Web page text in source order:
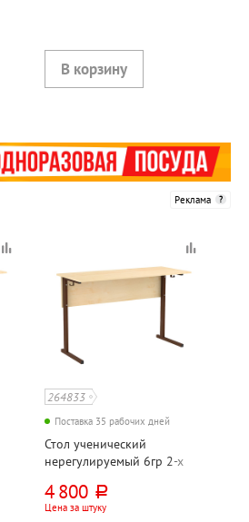
Реклама
264833
Поставка 35 рабочих дней
Стол ученический
нерегулируемый 6гр 2-х
клен, коричневый,
прямоугольная труба
4 800 руб.
Цена за штуку